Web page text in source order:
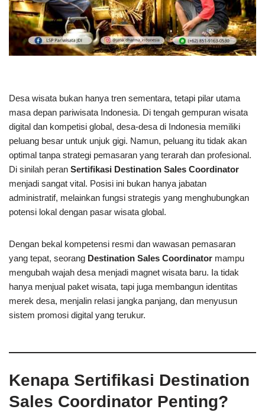
Desa wisata bukan hanya tren sementara, tetapi pilar utama
masa depan pariwisata Indonesia. Di tengah gempuran wisata
digital dan kompetisi global, desa-desa di Indonesia memiliki
peluang besar untuk unjuk gigi. Namun, peluang itu tidak akan
optimal tanpa strategi pemasaran yang terarah dan profesional.
Di sinilah peran Sertifikasi Destination Sales Coordinator
menjadi sangat vital. Posisi ini bukan hanya jabatan
administratif, melainkan fungsi strategis yang menghubungkan
potensi lokal dengan pasar wisata global.
Dengan bekal kompetensi resmi dan wawasan pemasaran
yang tepat, seorang Destination Sales Coordinator mampu
mengubah wajah desa menjadi magnet wisata baru. Ia tidak
hanya menjual paket wisata, tapi juga membangun identitas
merek desa, menjalin relasi jangka panjang, dan menyusun
sistem promosi digital yang terukur.
Kenapa Sertifikasi Destination
Sales Coordinator Penting?